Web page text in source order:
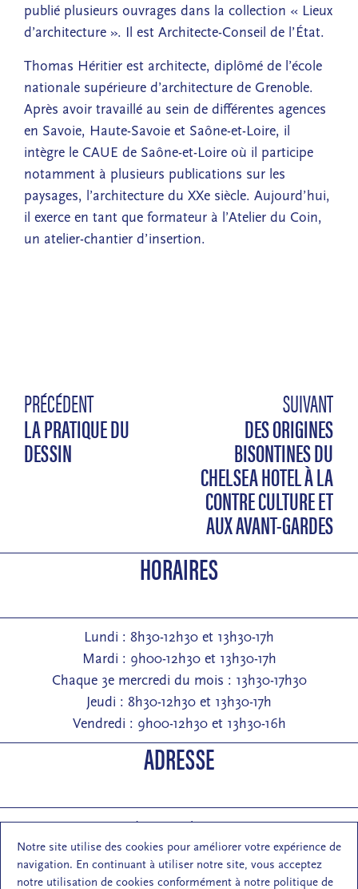
Notre site utilise des cookies pour améliorer votre expérience de
navigation. En continuant à utiliser notre site, vous acceptez
notre utilisation de cookies conformément à notre politique de
publié plusieurs ouvrages dans la collection « Lieux
d’architecture ». Il est Architecte-Conseil de l’État.
Thomas Héritier est architecte, diplômé de l’école
nationale supérieure d’architecture de Grenoble.
Après avoir travaillé au sein de différentes agences
en Savoie, Haute-Savoie et Saône-et-Loire, il
intègre le CAUE de Saône-et-Loire où il participe
notamment à plusieurs publications sur les
paysages, l’architecture du XXe siècle. Aujourd’hui,
il exerce en tant que formateur à l’Atelier du Coin,
un atelier-chantier d’insertion.
PRÉCÉDENT
LA PRATIQUE DU
DESSIN
SUIVANT
DES ORIGINES
BISONTINES DU
CHELSEA HOTEL À LA
CONTRE CULTURE ET
AUX AVANT-GARDES
HORAIRES
Lundi : 8h30-12h30 et 13h30-17h
Mardi : 9h00-12h30 et 13h30-17h
Chaque 3e mercredi du mois : 13h30-17h30
Jeudi : 8h30-12h30 et 13h30-17h
Vendredi : 9h00-12h30 et 13h30-16h
ADRESSE
Entrée : 2 rue de Pontarlier 25000 Besançon
Courrier : 1 rue des Martelots 25000 Besançon
E-mail : contact (at) maisondelarchi-fc.fr